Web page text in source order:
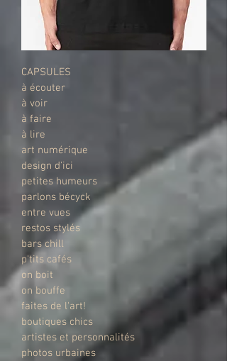
CAPSULES
à écouter
à voir
à faire
à lire
art numérique
design d'ici
petites humeurs
parlons bécyck
entre vues
restos stylés
bars chill
p'tits cafés
on boit
on bouffe
faites de l'art!
boutiques chics
artistes et personnalités
photos urbaines